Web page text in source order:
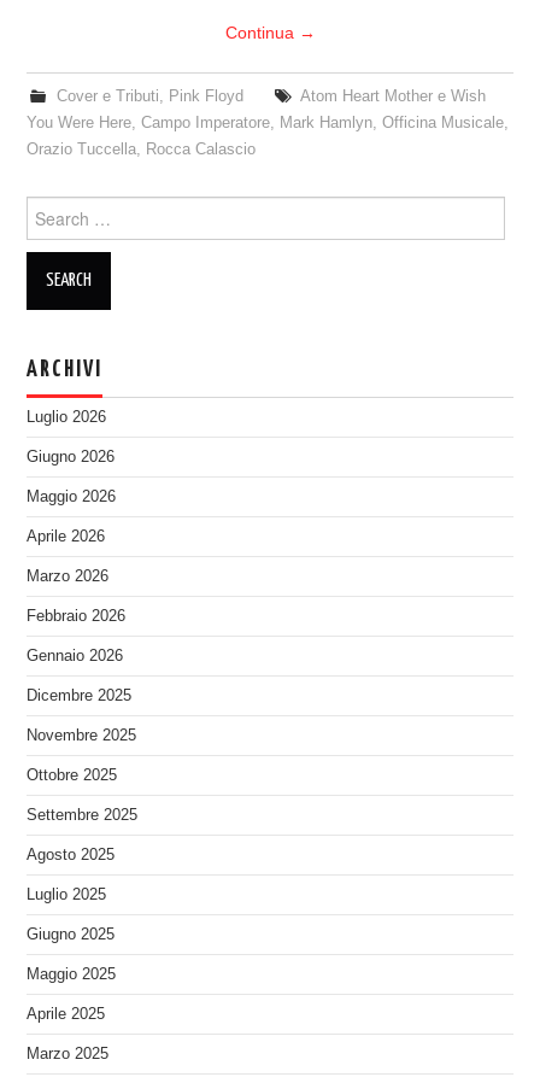
Continua →
Cover e Tributi, Pink Floyd
Atom Heart Mother e Wish
You Were Here,Campo Imperatore, Mark Hamlyn,Officina Musicale,
Orazio Tuccella, Rocca Calascio
for:
ARCHIVI
Luglio 2026
Giugno 2026
Maggio 2026
Aprile 2026
Marzo 2026
Febbraio 2026
Gennaio 2026
Dicembre 2025
Novembre 2025
Ottobre 2025
Settembre 2025
Agosto 2025
Luglio 2025
Giugno 2025
Maggio 2025
Aprile 2025
Marzo 2025